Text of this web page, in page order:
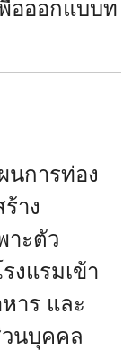
อออกแบบท
นการท่อง
าง
าะตัว
งแรมเข้า
าร และ
นบุคคล